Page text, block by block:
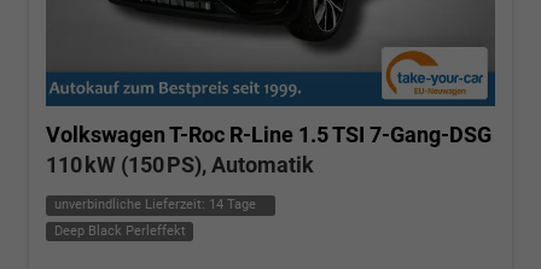
Volkswagen T-Roc R-Line 1.5 TSI 7-Gang-DSG
110 kW (150 PS), Automatik
unverbindliche Lieferzeit: 14 Tage
Deep Black Perleffekt